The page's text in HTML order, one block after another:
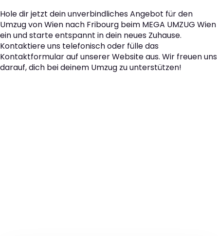
Hole dir jetzt dein unverbindliches Angebot für den
Umzug von Wien nach Fribourg beim MEGA UMZUG Wien
ein und starte entspannt in dein neues Zuhause.
Kontaktiere uns telefonisch oder fülle das
Kontaktformular auf unserer Website aus. Wir freuen uns
darauf, dich bei deinem Umzug zu unterstützen!